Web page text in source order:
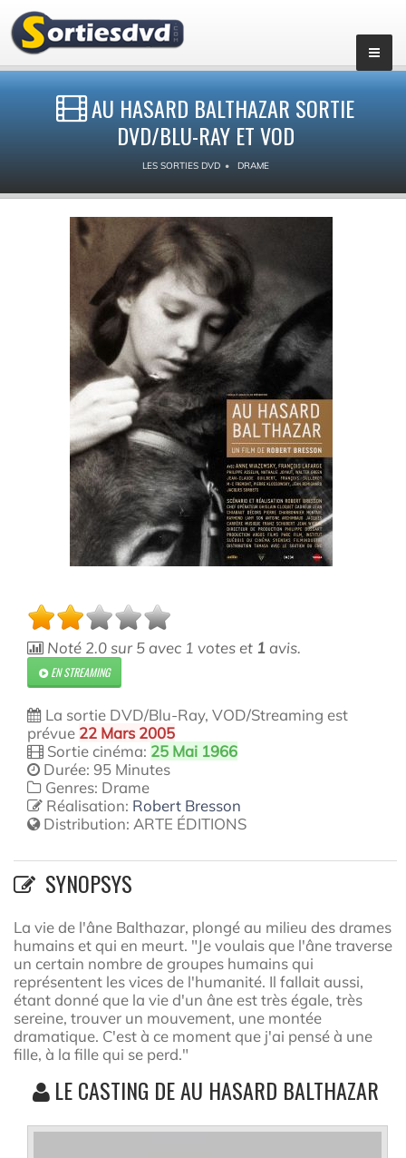
AU HASARD BALTHAZAR SORTIE
DVD/BLU-RAY ET VOD
LES SORTIES DVD DRAME
Noté 2.0sur5 avec 1 votes et 1 avis.
EN STREAMING
La sortie DVD/Blu-Ray, VOD/Streaming est
prévue 22 Mars 2005
Sortie cinéma: 25 Mai 1966
Durée: 95 Minutes
Genres: Drame
Réalisation: Robert Bresson
Distribution: ARTE ÉDITIONS
SYNOPSYS
La vie de l'âne Balthazar, plongé au milieu des drames
humains et qui en meurt. "Je voulais que l'âne traverse
un certain nombre de groupes humains qui
représentent les vices de l'humanité. Il fallait aussi,
étant donné que la vie d'un âne est très égale, très
sereine, trouver un mouvement, une montée
dramatique. C'est à ce moment que j'ai pensé à une
fille, à la fille qui se perd."
LE CASTING DE AU HASARD BALTHAZAR